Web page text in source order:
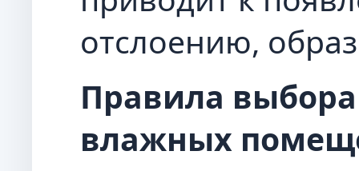
отслоению,
Правила
влажных